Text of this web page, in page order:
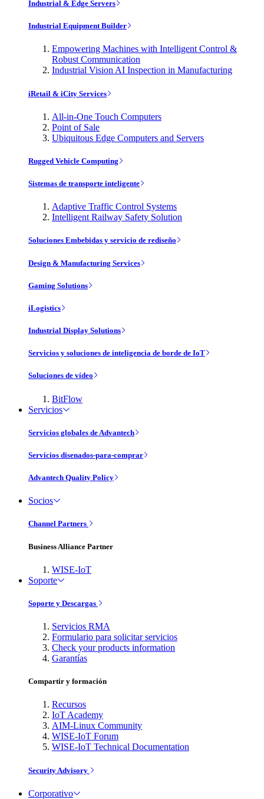
Industrial & Edge Servers
Industrial Equipment Builder
Empowering Machines with Intelligent Control &
Robust Communication
Industrial Vision AI Inspection in Manufacturing
iRetail & iCity Services
All-in-One Touch Computers
Point of Sale
Ubiquitous Edge Computers and Servers
Rugged Vehicle Computing
Sistemas de transporte inteligente
Adaptive Traffic Control Systems
Intelligent Railway Safety Solution
Soluciones Embebidas y servicio de rediseño
Design & Manufacturing Services
Gaming Solutions
iLogistics
Industrial Display Solutions
Servicios y soluciones de inteligencia de borde de IoT
Soluciones de vídeo
BitFlow
Servicios
Servicios globales de Advantech
Servicios disenados-para-comprar
Advantech Quality Policy
Socios
Channel Partners
Business Alliance Partner
WISE-IoT
Soporte
Soporte y Descargas
Servicios RMA
Formulario para solicitar servicios
Check your products information
Garantías
Compartir y formación
Recursos
IoT Academy
AIM-Linux Community
WISE-IoT Forum
WISE-IoT Technical Documentation
Security Advisory
Corporativo